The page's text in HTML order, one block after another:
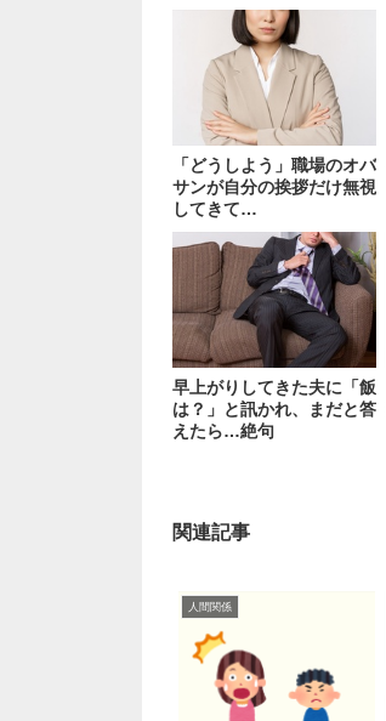
「どうしよう」職場のオバ
サンが自分の挨拶だけ無視
してきて…
早上がりしてきた夫に「飯
は？」と訊かれ、まだと答
えたら…絶句
関連記事
人間関係